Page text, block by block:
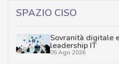
SPAZIO CISO
Sovranità digitale
leadership IT
05 Ago 2026